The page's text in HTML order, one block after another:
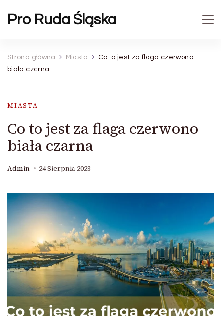
Pro Ruda Śląska
Strona główna Miasta
Co to jest za flaga czerwono
biała czarna
MIASTA
Co to jest za flaga czerwono
biała czarna
Admin 24 Sierpnia 2023